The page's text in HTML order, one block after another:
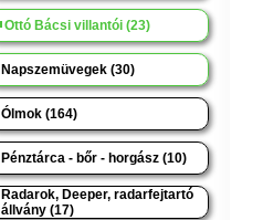
Ottó Bácsi villantói (23)
Napszemüvegek (30)
Ólmok (164)
Pénztárca - bőr - horgász (10)
Radarok, Deeper, radarfejtartó
állvány (17)